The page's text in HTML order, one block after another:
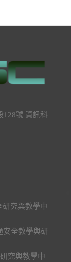
128號 資訊科
研究與教學中
安全教學與研
究與教學中